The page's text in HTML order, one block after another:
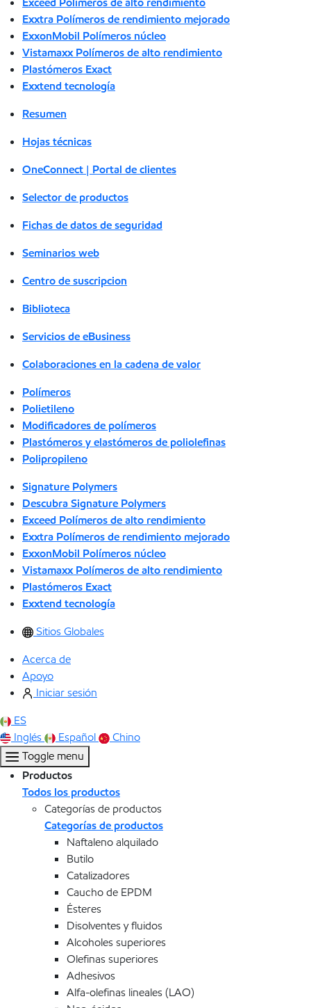
Exxtra Polímeros de rendimiento mejorado
ExxonMobil Polímeros núcleo
Vistamaxx Polímeros de alto rendimiento
Plastómeros Exact
Exxtend tecnología
Resumen
Hojas técnicas
OneConnect | Portal de clientes
Selector de productos
Fichas de datos de seguridad
Seminarios web
Centro de suscripcion
Biblioteca
Servicios de eBusiness
Colaboraciones en la cadena de valor
Polímeros
Polietileno
Modificadores de polímeros
Plastómeros y elastómeros de poliolefinas
Polipropileno
Signature Polymers
Descubra Signature Polymers
Exceed Polímeros de alto rendimiento
Exxtra Polímeros de rendimiento mejorado
ExxonMobil Polímeros núcleo
Vistamaxx Polímeros de alto rendimiento
Plastómeros Exact
Exxtend tecnología
Sitios Globales
Acerca de
Apoyo
Iniciar sesión
ES
Inglés
Español
Chino
Toggle menu
Productos
Todos los productos
Categorías de productos
Categorías de productos
Naftaleno alquilado
Butilo
Catalizadores
Caucho de EPDM
Ésteres
Disolventes y fluidos
Alcoholes superiores
Olefinas superiores
Adhesivos
Alfa-olefinas lineales (LAO)